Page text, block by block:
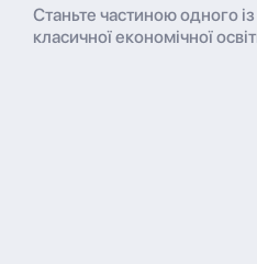
Станьте частиною одного
класичної економічної